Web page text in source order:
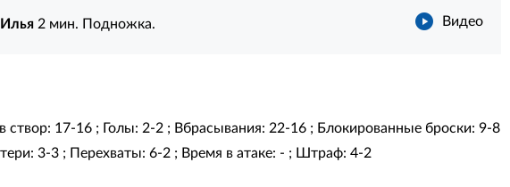
Видео
2 мин. Подножка.
створ: 17-16 ; Голы: 2-2 ; Вбрасывания: 22-16 ; Блокированные броски: 9-8
3-3 ; Перехваты: 6-2 ; Время в атаке: - ; Штраф: 4-2